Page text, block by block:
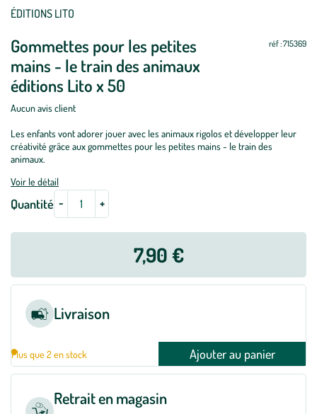
ÉDITIONS LITO
Gommettes pour les petites
mains - le train des animaux
éditions Lito x 50
réf : 715369
Aucun avis client
Les enfants vont adorer jouer avec les animaux rigolos et développer leur
créativité grâce aux gommettes pour les petites mains - le train des
animaux.
Voir le détail
Quantité
Mettre
jour
-
Mettre
jour
+
7,90 €
Livraison
Plus que 2 en stock Ajouter au panier
Retrait en magasin